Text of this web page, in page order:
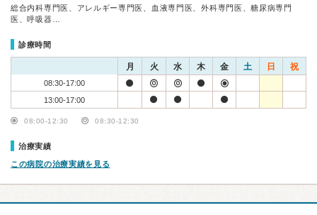
総合内科専門医、アレルギー専門医、血液専門医、外科専門医、糖尿病専門
医、呼吸器…
診療時間
月 火 水 木 金 土 日 祝
08:30-17:00
13:00-17:00
08:00-12:30 08:30-12:30
治療実績
この病院の治療実績を見る